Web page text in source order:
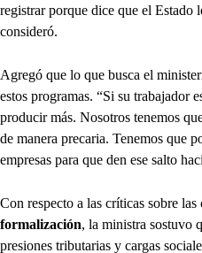
registrar porque dice que el Estado
consideró.
Agregó que lo que busca el
estos programas. “Si su trabajador
producir más. Nosotros tenemos
de manera precaria. Tenemos que
empresas para que den ese salto
Con respecto a las críticas sobre las
formalización, la ministra sostuvo
presiones tributarias y cargas